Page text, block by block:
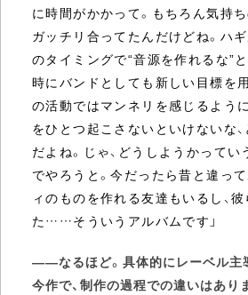
に時間がかかって。もちろん気持
ガッチリ合ってたんだけどね。ハ
のタイミングで“音源を作れるな”
時にバンドとしても新しい目標
の活動ではマンネリを感じるよう
をひとつ起こさないといけないな
だよね。じゃ、どうしようかってい
でやろうと。今だったら昔と違っ
ィのものを作れる友達もいるし、
た……そういうアルバムです」
――なるほど。具体的にレーベル主
今作で、制作の過程での違いはあり